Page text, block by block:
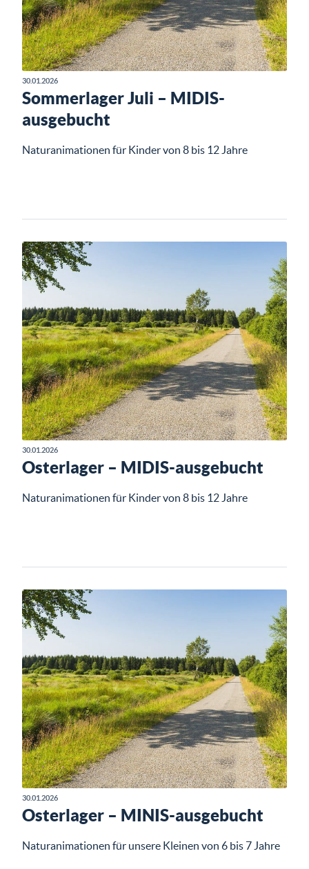
30.01.2026
Sommerlager Juli – MIDIS-
ausgebucht
Naturanimationen für Kinder von 8 bis 12 Jahre
30.01.2026
Osterlager – MIDIS-ausgebucht
Naturanimationen für Kinder von 8 bis 12 Jahre
30.01.2026
Osterlager – MINIS-ausgebucht
Naturanimationen für unsere Kleinen von 6 bis 7 Jahre